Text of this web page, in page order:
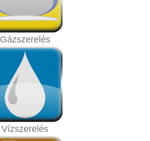
Gázszerelés
Vízszerelés